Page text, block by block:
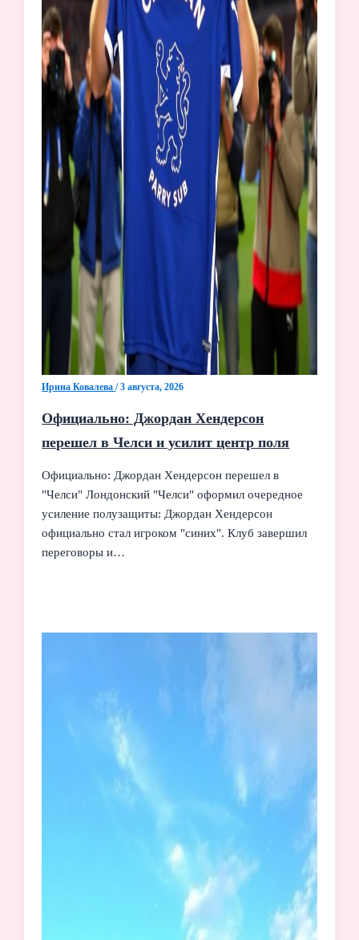
Ирина Ковалева/3 августа, 2026
Официально: Джордан Хендерсон
перешел в Челси и усилит центр поля
Официально: Джордан Хендерсон перешел в
"Челси" Лондонский "Челси" оформил очередное
усиление полузащиты: Джордан Хендерсон
официально стал игроком "синих". Клуб завершил
переговоры и…